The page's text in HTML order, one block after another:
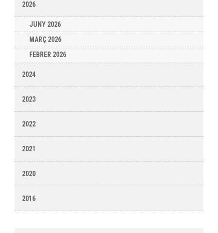
2026
JUNY 2026
MARÇ 2026
FEBRER 2026
2024
2023
2022
2021
2020
2016